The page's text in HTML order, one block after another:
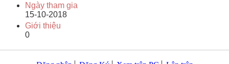
Ngày tham gia
15-10-2018
Giới thiệu
0